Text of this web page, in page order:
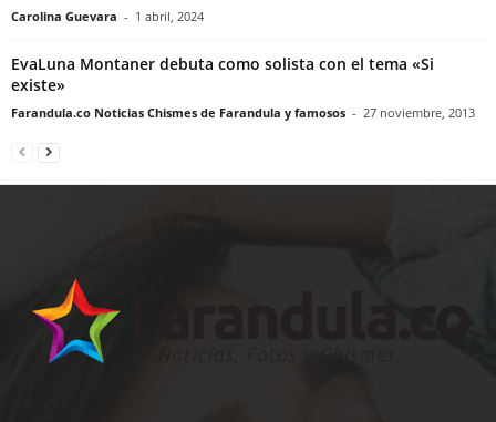
Carolina Guevara - 1 abril, 2024
EvaLuna Montaner debuta como solista con el tema «Si
existe»
Farandula.co Noticias Chismes de Farandula y famosos - 27 noviembre, 2013